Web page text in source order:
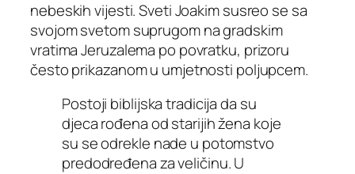
nebeskih vijesti. Sveti Joakim susreo se sa
svojom svetom suprugom na gradskim
vratima Jeruzalema po povratku, prizoru
često prikazanom u umjetnosti poljupcem.
Postoji biblijska tradicija da su
djeca rođena od starijih žena koje
su se odrekle nade u potomstvo
predodređena za veličinu. U